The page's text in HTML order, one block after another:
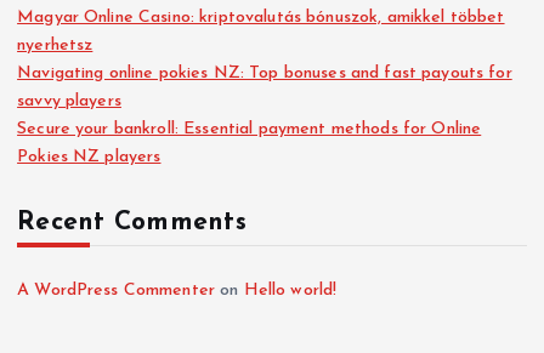
Magyar Online Casino: kriptovalutás bónuszok, amikkel többet
nyerhetsz
Navigating online pokies NZ: Top bonuses and fast payouts for
savvy players
Secure your bankroll: Essential payment methods for Online
Pokies NZ players
Recent Comments
A WordPress Commenter on Hello world!